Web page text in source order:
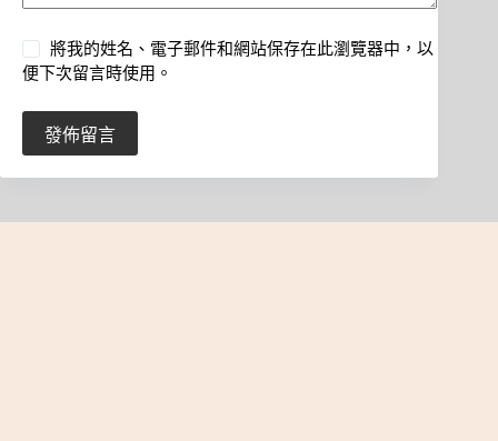
將我的姓名、電子郵件和網站保存在此瀏覽器中，以
便下次留言時使用。
發佈留言